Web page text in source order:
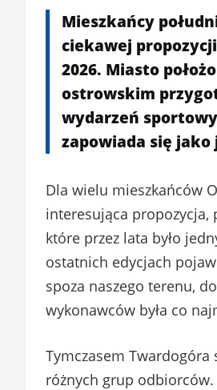
Mieszkańcy
ciekawej
2026. Miasto
ostrowskim
wydarzeń
zapowiada się
Dla wielu mieszkańców
interesująca propozycja,
które przez lata było
ostatnich edycjach
spoza naszego terenu,
wykonawców była co
Tymczasem
różnych grup odbiorców.